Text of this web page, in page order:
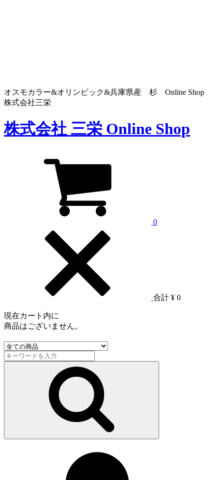
オスモカラー&オリンピック&兵庫県産 杉 Online Shop
株式会社三栄
株式会社 三栄 Online Shop
0
合計 ¥ 0
現在カート内に
商品はございません。